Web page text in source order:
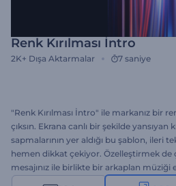
Renk Kırılması İntro
2K+ Dışa Aktarmalar 7 saniye
"Renk Kırılması İntro" ile markanız bir
çıksın. Ekrana canlı bir şekilde yansıyan
sapmalarının yer aldığı bu şablon, ileri
hemen dikkat çekiyor. Özelleştirmek de
mesajınız ile birlikte bir arkaplan
hazırlanmasını bekleyin. Teknoloji,